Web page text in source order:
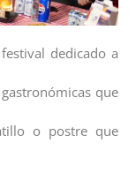
dedicado a
que
o postre que